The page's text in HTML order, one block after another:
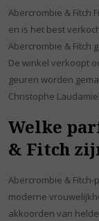
Abercrombie & Fitch
en is het best
Abercrombie & Fitch
De winkel verkoopt
geuren worden
Christophe
Welke
& Fitch
Abercrombie &
moderne
akkoorden van